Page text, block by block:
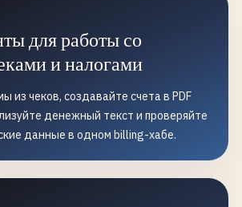
для работы со
и налогами
из чеков, создавайте счета в PDF
денежный текст и проверяйте
данные в одном billing-хабе.